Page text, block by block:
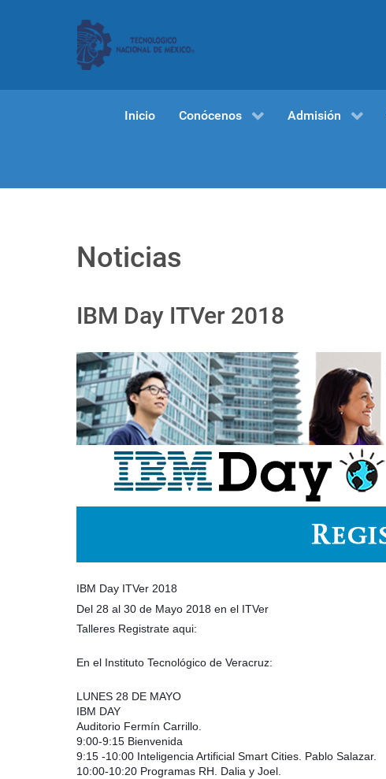
Inicio Conócenos Admisión
Noticias
IBM Day ITVer 2018
IBM Day ITVer 2018
Del 28 al 30 de Mayo 2018 en el ITVer
Talleres Registrate aqui:
En el Instituto Tecnológico de Veracruz:
LUNES 28 DE MAYO
IBM DAY
Auditorio Fermín Carrillo.
9:00‐9:15 Bienvenida
9:15 ‐10:00 Inteligencia Artificial Smart Cities. Pablo Salazar.
10:00‐10:20 Programas RH. Dalia y Joel.